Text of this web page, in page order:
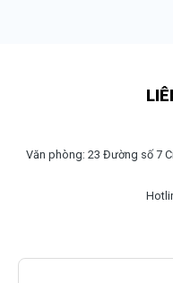
Văn phòng: 23 Đường số 7